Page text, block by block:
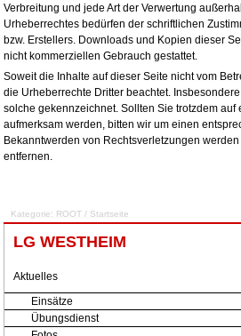
Verbreitung und jede Art der Verwertung
Urheberrechtes bedürfen der schriftlichen
bzw. Erstellers. Downloads und Kopien dieser
nicht kommerziellen Gebrauch gestattet.
Soweit die Inhalte auf dieser Seite nicht vom
die Urheberrechte Dritter beachtet.
solche gekennzeichnet. Sollten Sie trotzdem
aufmerksam werden, bitten wir um einen
Bekanntwerden von Rechtsverletzungen
entfernen.
Kategorie: ROOT / Startseite
LG WESTHEIM
Aktuelles
Einsätze
Übungsdienst